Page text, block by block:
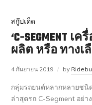
สกู๊ปเด็ด
‘C-SEGMENT
ผลิต หรือ ทางเ
4 กันยายน 2019 by
กลุ่มรถยนต์หลากหลายชนิ
ล่าสุดรถ C-Segment อย่า